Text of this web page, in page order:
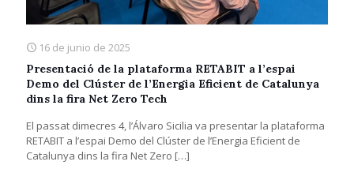
16 de junio de 2025
Presentació de la plataforma RETABIT a l’espai
Demo del Clúster de l’Energia Eficient de Catalunya
dins la fira Net Zero Tech
El passat dimecres 4, l’Álvaro Sicilia va presentar la plataforma
RETABIT a l’espai Demo del Clúster de l’Energia Eficient de
Catalunya dins la fira Net Zero […]